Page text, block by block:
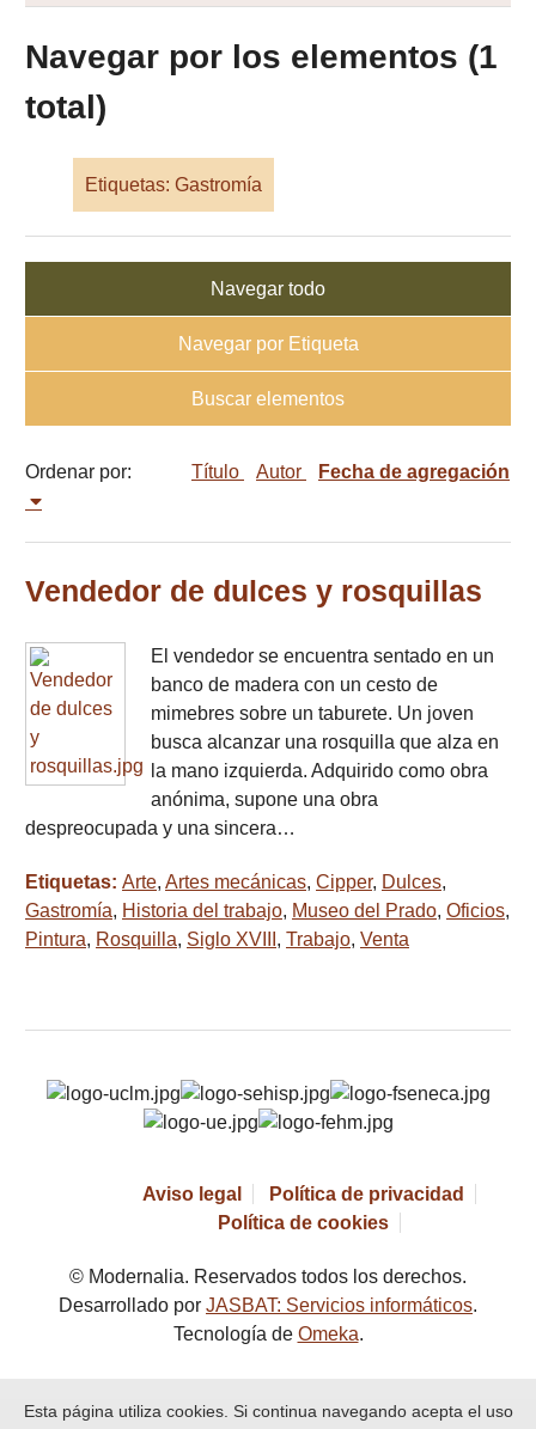
Navegar por los elementos (1
total)
Etiquetas: Gastromía
Navegar todo
Navegar por Etiqueta
Buscar elementos
Ordenar por: Título Autor Fecha de agregación
Vendedor de dulces y rosquillas
El vendedor se encuentra sentado en un
banco de madera con un cesto de
mimebres sobre un taburete. Un joven
busca alcanzar una rosquilla que alza en
la mano izquierda. Adquirido como obra
anónima, supone una obra
despreocupada y una sincera…
Etiquetas: Arte, Artes mecánicas, Cipper, Dulces,
Gastromía, Historia del trabajo, Museo del Prado, Oficios,
Pintura, Rosquilla, Siglo XVIII , Trabajo, Venta
Aviso legal
Política de privacidad
Política de cookies
© Modernalia. Reservados todos los derechos.
Desarrollado por JASBAT: Servicios informáticos.
Tecnología de Omeka.
Esta página utiliza cookies. Si continua navegando acepta el uso